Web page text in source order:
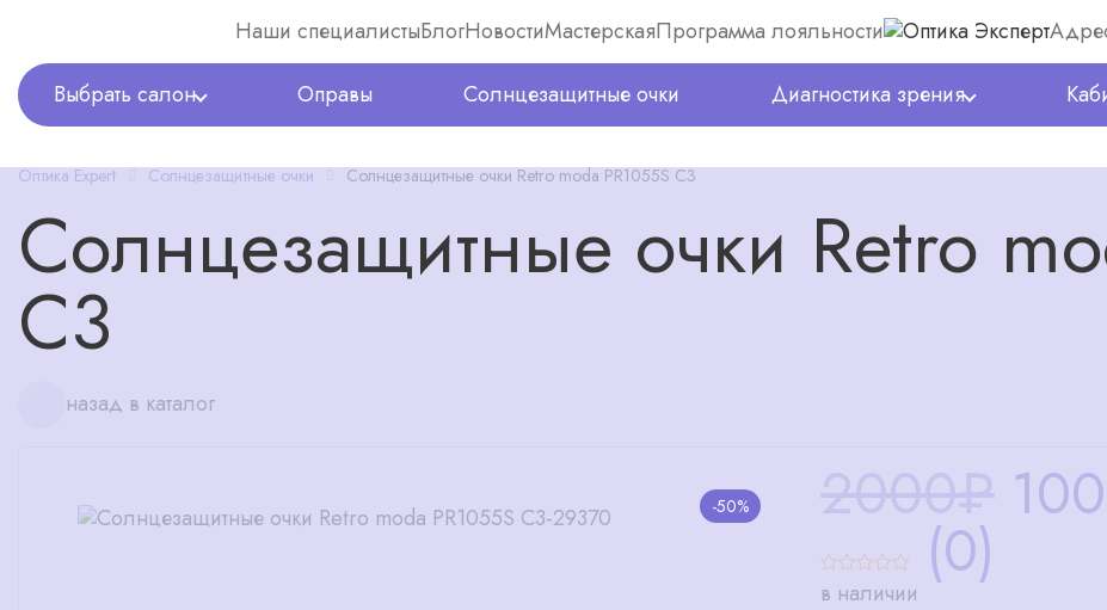
Наши специалистыБлогНовостиМастерскаяПрограмма лояльности
Выбрать салон Оправы Солнцезащитные очки Диагностика зрения
Оптика Expert Солнцезащитные очки Солнцезащитные очки Retro moda PR1055S C3
Солнцезащитные очки Retro
C3
назад в каталог
-50%
(0)
в наличии